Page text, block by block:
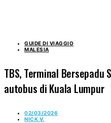
GUIDE DI VIAGGIO
MALESIA
TBS, Terminal
autobus di Kuala Lumpur
02/03/2026
NICK V.